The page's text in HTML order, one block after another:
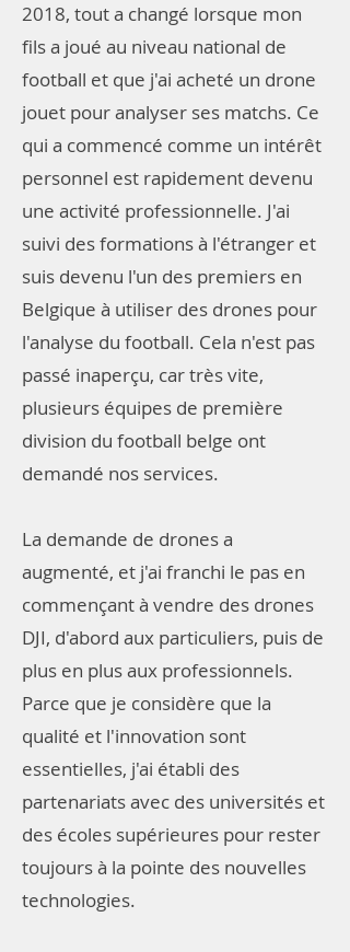
2018, tout a changé lorsque mon
fils a joué au niveau national de
football et que j'ai acheté un drone
jouet pour analyser ses matchs. Ce
qui a commencé comme un intérêt
personnel est rapidement devenu
une activité professionnelle. J'ai
suivi des formations à l'étranger et
suis devenu l'un des premiers en
Belgique à utiliser des drones pour
l'analyse du football. Cela n'est pas
passé inaperçu, car très vite,
plusieurs équipes de première
division du football belge ont
demandé nos services.
La demande de drones a
augmenté, et j'ai franchi le pas en
commençant à vendre des drones
DJI, d'abord aux particuliers, puis de
plus en plus aux professionnels.
Parce que je considère que la
qualité et l'innovation sont
essentielles, j'ai établi des
partenariats avec des universités et
des écoles supérieures pour rester
toujours à la pointe des nouvelles
technologies.